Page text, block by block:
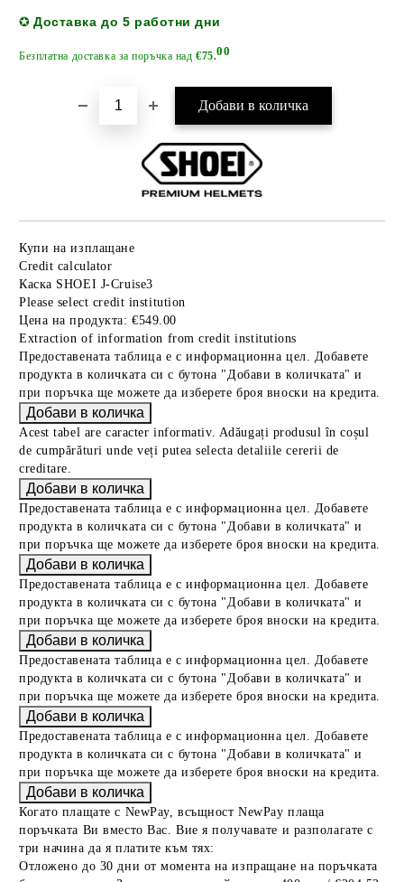
✪ Доставка до 5 работни дни
Безплатна доставка за поръчка над€75.00
Купи на изплащане
Credit calculator
Каска SHOEI J-Cruise3
Please select credit institution
Цена на продукта: €549.00
Extraction of information from credit institutions
Предоставената таблица е с информационна цел. Добавете
продукта в количката си с бутона "Добави в количката" и
при поръчка ще можете да изберете броя вноски на кредита.
Acest tabel are caracter informativ. Adăugați produsul în coșul
de cumpărături unde veți putea selecta detaliile cererii de
creditare.
Предоставената таблица е с информационна цел. Добавете
продукта в количката си с бутона "Добави в количката" и
при поръчка ще можете да изберете броя вноски на кредита.
Предоставената таблица е с информационна цел. Добавете
продукта в количката си с бутона "Добави в количката" и
при поръчка ще можете да изберете броя вноски на кредита.
Предоставената таблица е с информационна цел. Добавете
продукта в количката си с бутона "Добави в количката" и
при поръчка ще можете да изберете броя вноски на кредита.
Предоставената таблица е с информационна цел. Добавете
продукта в количката си с бутона "Добави в количката" и
при поръчка ще можете да изберете броя вноски на кредита.
Когато плащате с NewPay, всъщност NewPay плаща
поръчката Ви вместо Вас. Вие я получавате и разполагате с
три начина да я платите към тях:
Отложено до 30 дни от момента на изпращане на поръчката